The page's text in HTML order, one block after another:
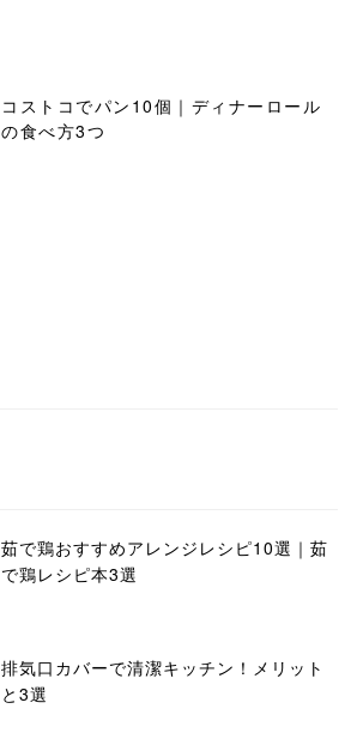
コストコでパン10個｜ディナーロール
の食べ方3つ
茹で鶏おすすめアレンジレシピ10選｜茹
で鶏レシピ本3選
排気口カバーで清潔キッチン！メリット
と3選